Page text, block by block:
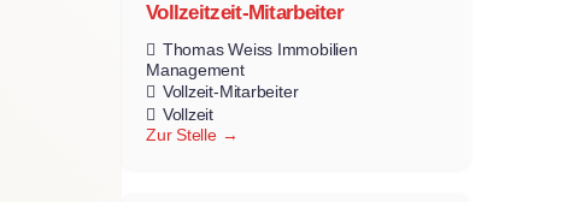
Vollzeitzeit-Mitarbeiter
Thomas Weiss Immobilien
Management
Vollzeit-Mitarbeiter
Vollzeit
Zur Stelle